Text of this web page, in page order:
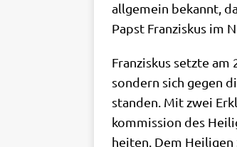
all­ge­mein bekannt,
Papst Fran­zis­kus im
Fran­zis­kus setz­te am
son­dern sich gegen
stan­den. Mit zwei
kom­mis­si­on des
hei­ten. Dem